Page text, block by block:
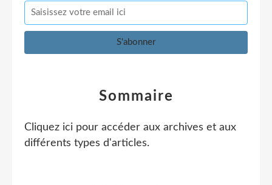
Sommaire
Cliquez ici pour accéder aux archives et aux
différents types d'articles.